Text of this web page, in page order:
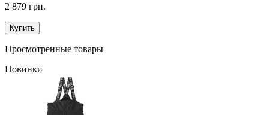
2 879 грн.
Купить
Просмотренные товары
Новинки